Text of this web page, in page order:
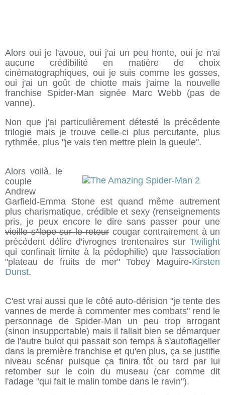
Alors oui je l'avoue, oui j'ai un peu honte, oui je n'ai
aucune crédibilité en matière de choix
cinématographiques, oui je suis comme les gosses,
oui j'ai un goût de chiotte mais j'aime la nouvelle
franchise Spider-Man signée Marc Webb (pas de
vanne).
Non que j'ai particulièrement détesté la précédente
trilogie mais je trouve celle-ci plus percutante, plus
rythmée, plus "je vais t'en mettre plein la gueule".
Alors voilà, le
couple
Andrew
Garfield-Emma Stone est quand même autrement
plus charismatique, crédible et sexy (renseignements
pris, je peux encore le dire sans passer pour une
vieille s*lope sur le retour cougar contrairement à un
précédent délire d'ivrognes trentenaires sur Twilight
qui confinait limite à la pédophilie) que l'association
"plateau de fruits de mer" Tobey Maguire-Kirsten
Dunst.
C'est vrai aussi que le côté auto-dérision "je tente des
vannes de merde à commenter mes combats" rend le
personnage de Spider-Man un peu trop arrogant
(sinon insupportable) mais il fallait bien se démarquer
de l'autre bulot qui passait son temps à s'autoflageller
dans la première franchise et qu'en plus, ça se justifie
niveau scénar puisque ça finira tôt ou tard par lui
retomber sur le coin du museau (car comme dit
l'adage "qui fait le malin tombe dans le ravin").